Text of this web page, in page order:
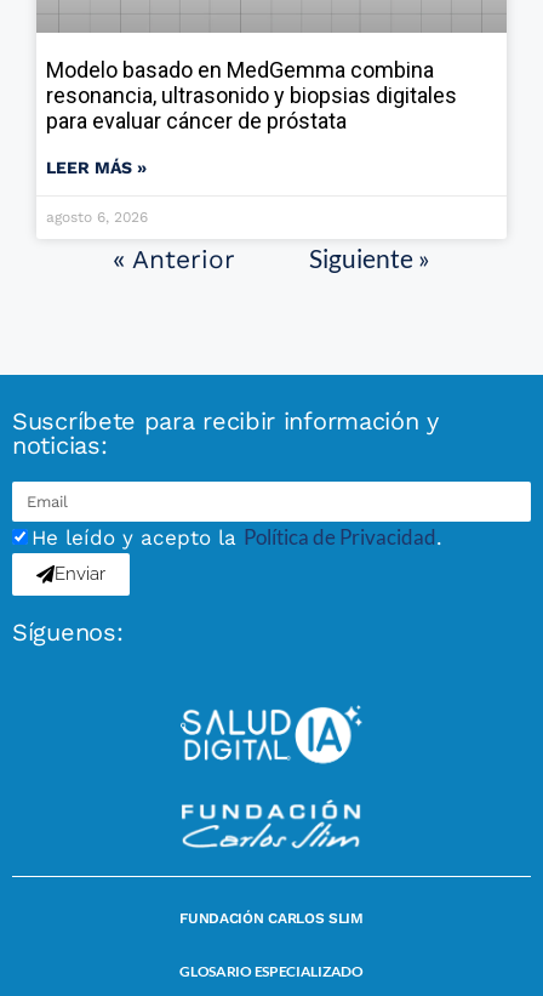
Modelo basado en MedGemma combina
resonancia, ultrasonido y biopsias digitales
para evaluar cáncer de próstata
LEER MÁS »
agosto 6, 2026
« Anterior Siguiente »
Suscríbete para recibir información y
noticias:
He leído y acepto la Política de Privacidad.
Enviar
Síguenos:
FUNDACIÓN CARLOS SLIM
GLOSARIO ESPECIALIZADO